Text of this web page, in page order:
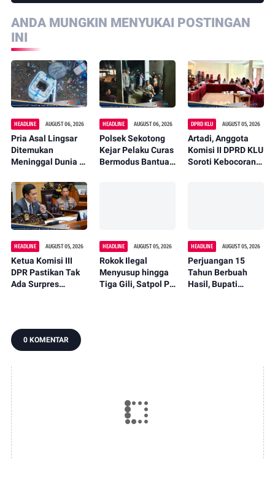
ANDA MUNGKIN MENYUKAI POSTINGAN
INI
HEADLINE AUGUST 06, 2026
Pria Asal Lingsar
Ditemukan
Meninggal Dunia di
Lembar Saat
Mencari Belut
HEADLINE AUGUST 06, 2026
Polsek Sekotong
Kejar Pelaku Curas
Bermodus Bantuan
DPRD KLU AUGUST 05, 2026
Artadi, Anggota
Komisi II DPRD KLU
Soroti Kebocoran
HEADLINE AUGUST 05, 2026
Ketua Komisi III
DPR Pastikan Tak
Ada Surpres
HEADLINE AUGUST 05, 2026
Rokok Ilegal
Menyusup hingga
Tiga Gili, Satpol PP
HEADLINE AUGUST 05, 2026
Perjuangan 15
Tahun Berbuah
Hasil, Bupati
0 KOMENTAR